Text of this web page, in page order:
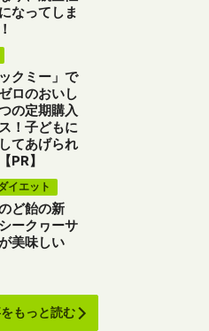
なってしま
ックミー」で
ロのおいし
の定期購入
！子どもに
てあげられ
PR】
イエット
ど飴の新
ークヮーサ
美味しい
もっと読む